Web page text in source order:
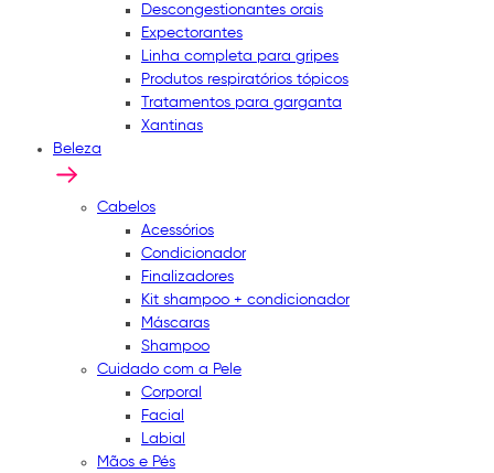
Descongestionantes orais
Expectorantes
Linha completa para gripes
Produtos respiratórios tópicos
Tratamentos para garganta
Xantinas
Beleza
Cabelos
Acessórios
Condicionador
Finalizadores
Kit shampoo + condicionador
Máscaras
Shampoo
Cuidado com a Pele
Corporal
Facial
Labial
Mãos e Pés